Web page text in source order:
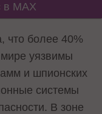
в MAX
что более 40%
уязвимы
и шпионских
системы
В зоне